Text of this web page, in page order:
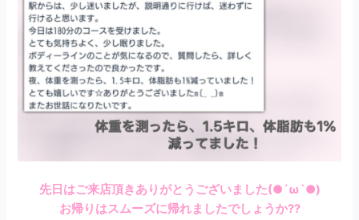
先日はご来店頂きありがとうございました(●´ω`●)
お帰りはスムーズに帰れましたでしょうか??